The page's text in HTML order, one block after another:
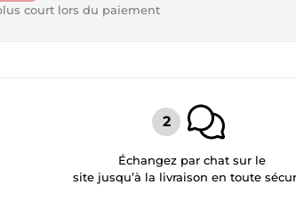
court lors du paiement
Échangez par chat sur le
site jusqu’à la livraison en toute